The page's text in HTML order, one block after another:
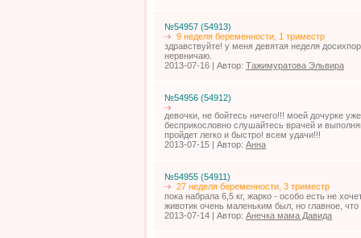
№54957 (54913)
9 неделя беременности, 1 триместр
здравствуйте! у меня девятая неделя
нервничаю.
2013-07-16 | Автор: Тажимуратова Эльвира
№54956 (54912)
девочки, не бойтесь ничего!!! моей дочурке
бесприкословно слушайтесь врачей и
пройдет легко и быстро! всем удачи!!!
2013-07-15 | Автор: Анна
№54955 (54911)
27 неделя беременности, 3 триместр
пока набрала 6,5 кг, жарко - особо есть не
животик очень маленьким был, но главное,
2013-07-14 | Автор: Анечка мама Давида